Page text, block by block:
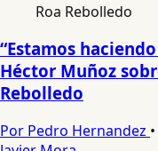
“Estamos
Héctor Muñoz
Rebolledo
Por Pedro Hernandez •